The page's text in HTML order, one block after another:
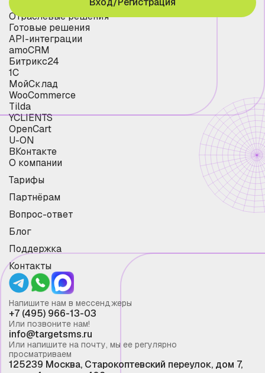
Отраслевые решения
Готовые решения
API-интеграции
amoCRM
Битрикс24
1С
МойСклад
WooCommerce
Tilda
YCLIENTS
OpenCart
U-ON
ВКонтакте
О компании
Тарифы
Партнёрам
Вопрос-ответ
Блог
Поддержка
Контакты
Напишите нам в мессенджеры
+7 (495) 966-13-03
Или позвоните нам!
info@targetsms.ru
Или напишите на почту, мы ее регулярно
просматриваем
125239 Москва, Старокоптевский переулок, дом 7,